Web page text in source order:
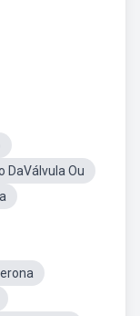
DaVálvula Ou